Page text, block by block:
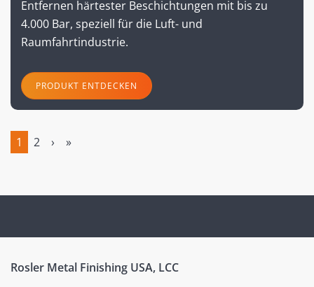
Entfernen härtester Beschichtungen mit bis zu
4.000 Bar, speziell für die Luft- und
Raumfahrtindustrie.
PRODUKT ENTDECKEN
1
2 › »
Rosler Metal Finishing USA, LCC